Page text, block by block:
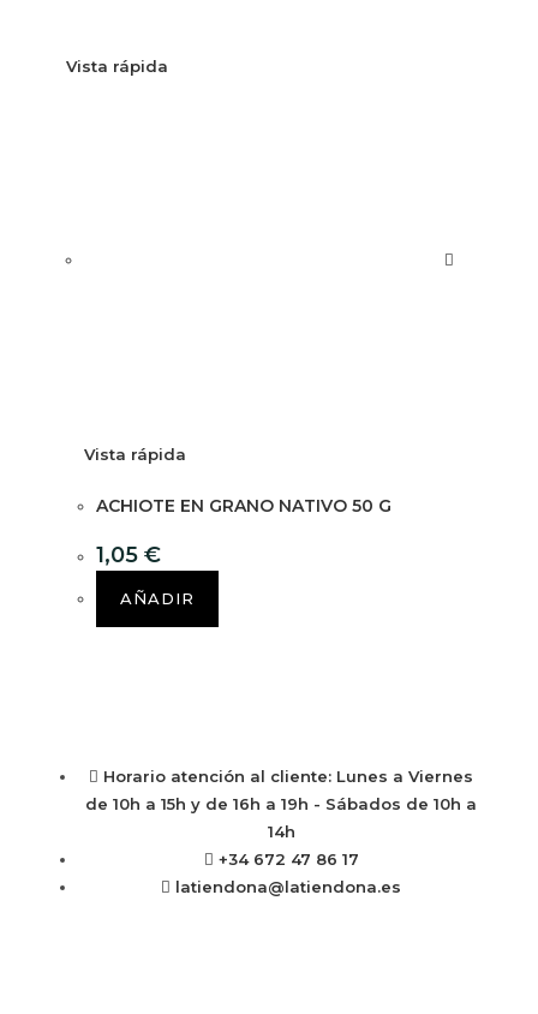
Vista rápida
Vista rápida
ACHIOTE EN GRANO NATIVO 50 G
1,05 €
AÑADIR
Horario atención al cliente: Lunes a Viernes
de 10h a 15h y de 16h a 19h - Sábados de 10h a
14h
+34 672 47 86 17
latiendona@latiendona.es